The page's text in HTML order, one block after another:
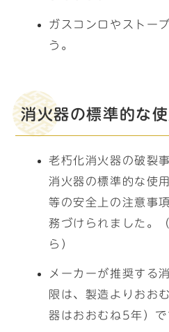
ガスコンロやストー
う。
消火器の標準的な
老朽化消火器の破裂
消火器の標準的な使
等の安全上の注意事
務づけられました。
ら）
メーカーが推奨する
限は、製造よりおお
器はおおむね5年）で